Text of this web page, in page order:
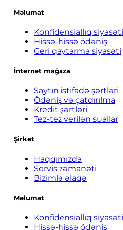
Məlumat
Konfidensiallıq siyasəti
Hissə-hissə ödəniş
Geri qaytarma siyasəti
İnternet mağaza
Saytın istifadə şərtləri
Ödəniş və çatdırılma
Kredit şərtləri
Tez-tez verilən suallar
Şirkət
Haqqımızda
Servis zəmanəti
Bizimlə əlaqə
Məlumat
Konfidensiallıq siyasəti
Hissə-hissə ödəniş